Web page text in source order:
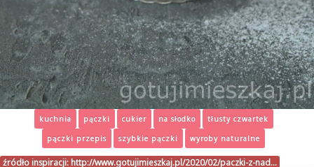
kuchnia pączki cukier na słodko
tłusty czwartek
pączki przepis
szybkie pączki wyroby naturalne
źródło inspiracji: http://www.gotujimieszkaj.pl/2020/02/paczki-z-nad…